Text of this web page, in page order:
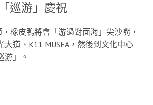
巡游」慶祝
橡皮鴨將會「游過對面海」尖沙嘴，
大道、K11 MUSEA，然後到文化中心
游」。